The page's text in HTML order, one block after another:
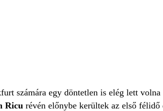
számára egy döntetlen is elég lett
Ricu révén előnybe kerültek az első